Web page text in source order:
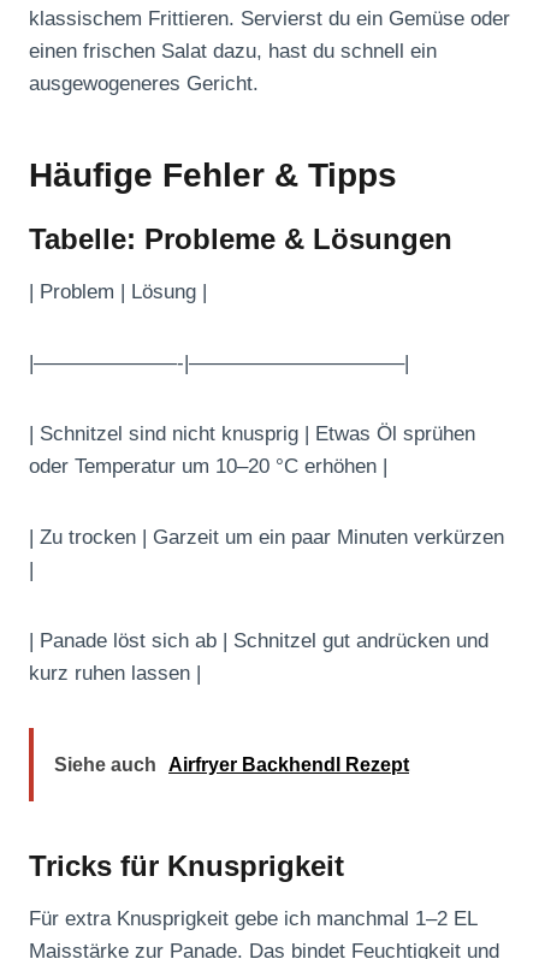
klassischem Frittieren. Servierst du ein Gemüse oder
einen frischen Salat dazu, hast du schnell ein
ausgewogeneres Gericht.
Häufige Fehler & Tipps
Tabelle: Probleme & Lösungen
| Problem | Lösung |
|———————-|——————————–|
| Schnitzel sind nicht knusprig | Etwas Öl sprühen
oder Temperatur um 10–20 °C erhöhen |
| Zu trocken | Garzeit um ein paar Minuten verkürzen
| Panade löst sich ab | Schnitzel gut andrücken und
kurz ruhen lassen |
Siehe auch Airfryer Backhendl Rezept
Tricks für Knusprigkeit
Für extra Knusprigkeit gebe ich manchmal 1–2 EL
Maisstärke zur Panade. Das bindet Feuchtigkeit und